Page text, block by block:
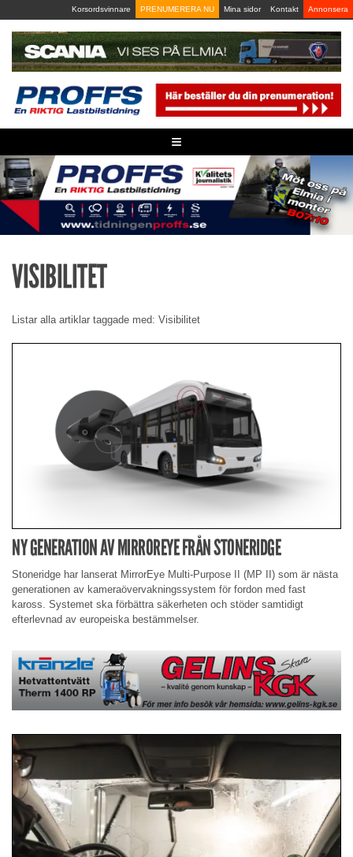
to
content
Korsordsvinnare PRENUMERERA NU Mina sidor Kontakt Annonsera
≡
VISIBILITET
Listar alla artiklar taggade med: Visibilitet
NY GENERATION AV MIRROREYE FRÅN STONERIDGE
Stoneridge har lanserat MirrorEye Multi-Purpose II (MP II) som är nästa
generationen av kameraövervakningssystem för fordon med fast
kaross. Systemet ska förbättra säkerheten och stöder samtidigt
efterlevnad av europeiska bestämmelser.